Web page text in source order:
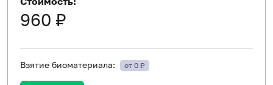
960 ₽
Взятие биоматериала: от 0 ₽